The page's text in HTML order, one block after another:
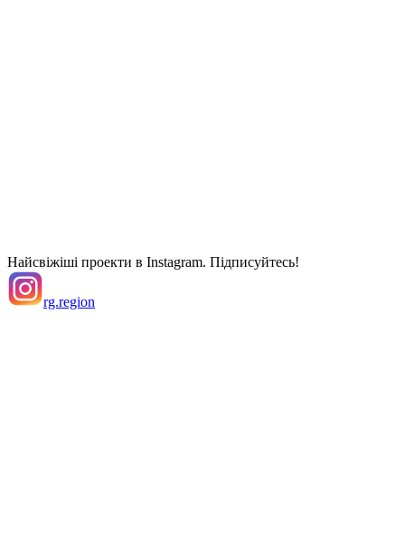
Найсвіжіші проекти в Instagram. Підписуйтесь!
rg.region